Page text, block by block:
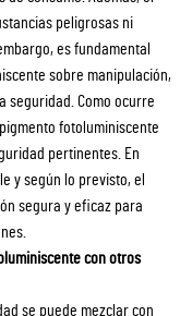
peligrosas ni
es fundamental
sobre manipulación,
seguridad. Como ocurre
fotoluminiscente
pertinentes. En
y según lo previsto, el
segura y eficaz para
con otros
se puede mezclar con